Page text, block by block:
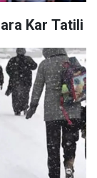
Kar Tatili